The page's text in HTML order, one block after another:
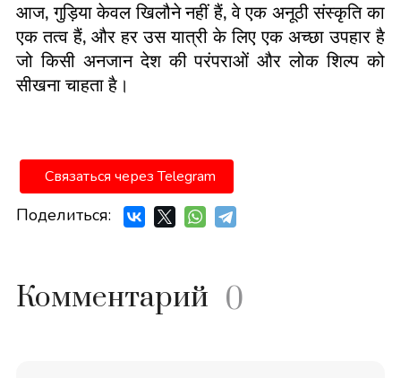
आज,गुड़िया केवल खिलौने नहीं हैं,वे एक अनूठी संस्कृति का
एक तत्व हैं, और हर उस यात्री के लिए एक अच्छा उपहार है
जो किसी अनजान देश की परंपराओं और लोक शिल्प को
सीखना चाहता है।
Связаться через Telegram
Поделиться:
Комментарий 0